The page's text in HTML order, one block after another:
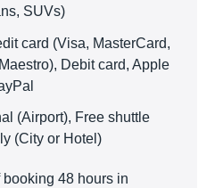
SUVs)
card (Visa, MasterCard,
Debit card, Apple
(Airport), Free shuttle
(City or Hotel)
48 hours in